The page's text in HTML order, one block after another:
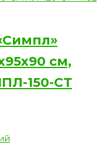
см,
150-СТ